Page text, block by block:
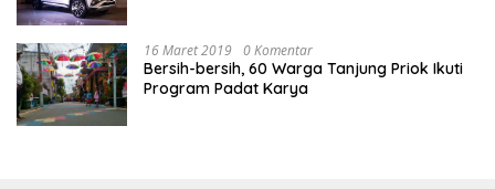
16 Maret 2019 0 Komentar
Bersih-bersih, 60 Warga Tanjung Priok Ikuti
Program Padat Karya